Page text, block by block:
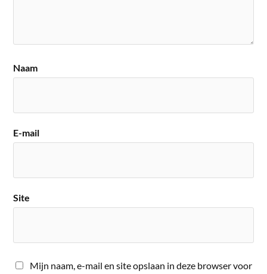
Naam
E-mail
Site
Mijn naam, e-mail en site opslaan in deze browser voor